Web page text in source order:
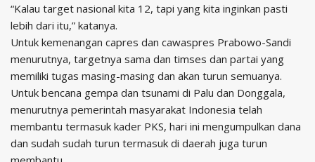
“Kalau target nasional kita 12, tapi yang kita inginkan pasti
lebih dari itu,” katanya.
Untuk kemenangan capres dan cawaspres Prabowo-Sandi
menurutnya, targetnya sama dan timses dan partai yang
memiliki tugas masing-masing dan akan turun semuanya.
Untuk bencana gempa dan tsunami di Palu dan Donggala,
menurutnya pemerintah masyarakat Indonesia telah
membantu termasuk kader PKS, hari ini mengumpulkan dana
dan sudah sudah turun termasuk di daerah juga turun